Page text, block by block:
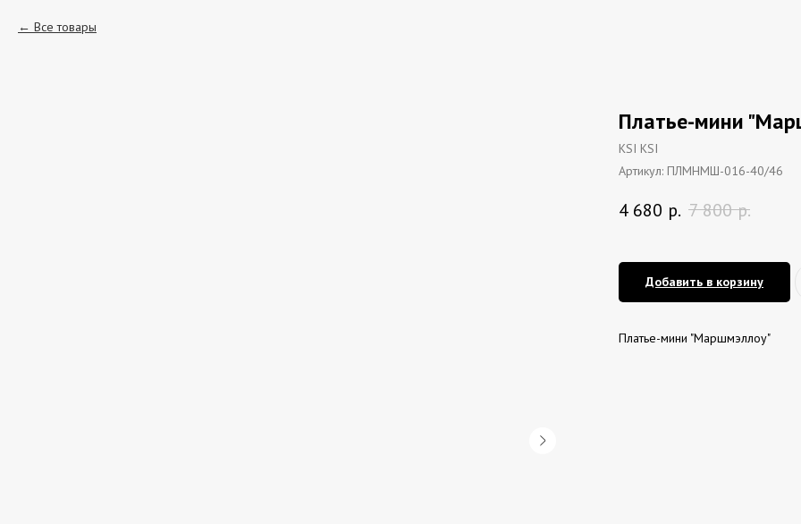
Все товары
Платье-мини
KSI KSI
Артикул: ПЛМНМШ-016-40/46
4 680 р. 7 800 р.
Добавить в корзину
Платье-мини "Маршмэллоу"